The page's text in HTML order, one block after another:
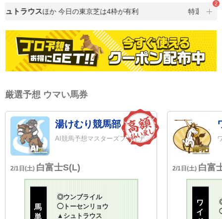
トラウスほか今日の東京芝は4枠が有利 特選馬・注
2
厳選予想 ウマい馬券
湯けむり競馬部
AI競馬予想マスターズファイナリスト
2/1日(土) 白富士S(L)
馬
単
◎ウンブライル
◯トーセンリョウ
▲ シュトラウス
2/1日(土) 白富
ワ
イ